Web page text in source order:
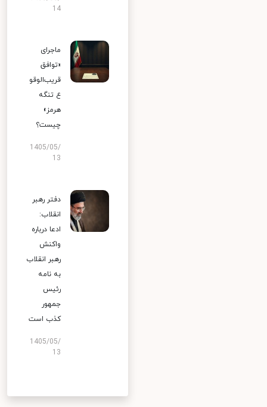
14
ماجرای
«توافق
قریب‌الوقو
ع تنگه
هرمز»
چیست؟
1405/05/
13
دفتر رهبر
انقلاب:
ادعا درباره
واکنش
رهبر انقلاب
به نامه
رئیس
جمهور
کذب است
1405/05/
13